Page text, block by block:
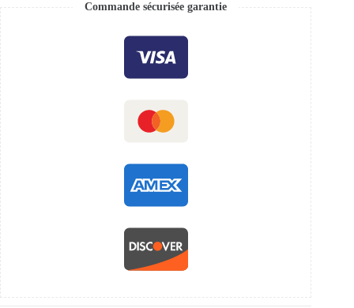
Commande sécurisée garantie